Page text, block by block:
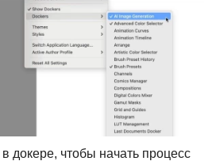
в докере, чтобы начать процесс